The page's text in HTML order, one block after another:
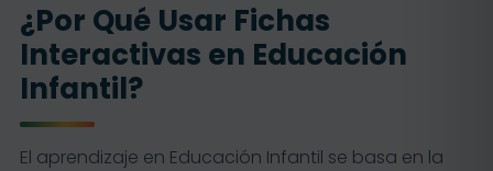
¿Por Qué Usar Fichas
Interactivas en Educación
Infantil?
El aprendizaje en Educación Infantil se basa en la